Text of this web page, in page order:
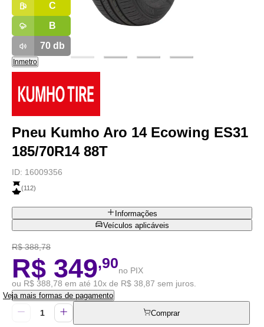
C
B
70db
Inmetro
Pneu Kumho Aro 14 Ecowing ES31
185/70R14 88T
ID: 16009356
(112)
Informações
Veículos aplicáveis
R$ 388,78
R$ 349,90no PIX
ou R$ 388,78 em até 10x de R$ 38,87 sem juros.
Veja mais formas de pagamento
Comprar